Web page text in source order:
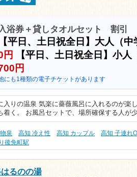
浴券＋貸しタオルセット 割引
【平日、土日祝全日】大人（
円
【平日、土日祝全日】小
円
にも1種類の電子チケットがあります
入りの温泉 気楽に薔薇風呂に入れるのが楽
着く。 お風呂セットで、場所確保する人が
泉 高知 冷え性 高知 カップル 高知 子連れ
後免町駅
るのの湯